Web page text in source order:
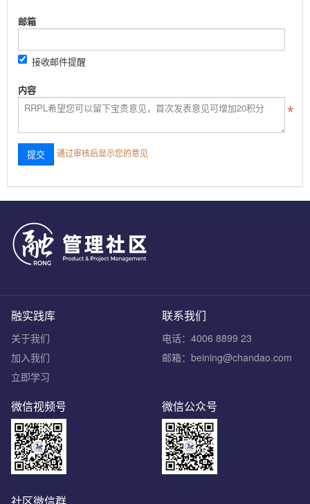
邮箱
接收邮件提醒
内容
通过审核后显示您的意见
联系我们
电话：4006 8899 23
邮箱：beining@chandao.com
融实践库
关于我们
加入我们
立即学习
微信公众号
微信视频号